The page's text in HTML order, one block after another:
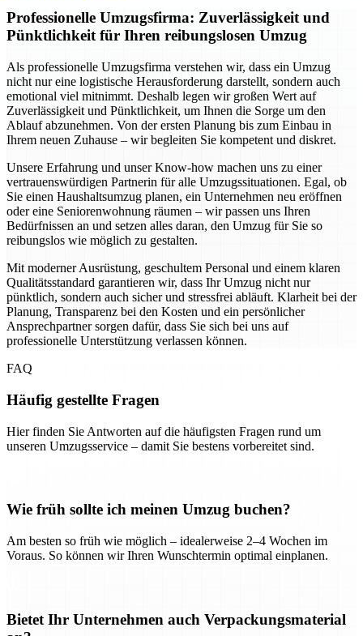
Professionelle Umzugsfirma: Zuverlässigkeit und
Pünktlichkeit für Ihren reibungslosen Umzug
Als professionelle Umzugsfirma verstehen wir, dass ein Umzug
nicht nur eine logistische Herausforderung darstellt, sondern auch
emotional viel mitnimmt. Deshalb legen wir großen Wert auf
Zuverlässigkeit und Pünktlichkeit, um Ihnen die Sorge um den
Ablauf abzunehmen. Von der ersten Planung bis zum Einbau in
Ihrem neuen Zuhause – wir begleiten Sie kompetent und diskret.
Unsere Erfahrung und unser Know-how machen uns zu einer
vertrauenswürdigen Partnerin für alle Umzugssituationen. Egal, ob
Sie einen Haushaltsumzug planen, ein Unternehmen neu eröffnen
oder eine Seniorenwohnung räumen – wir passen uns Ihren
Bedürfnissen an und setzen alles daran, den Umzug für Sie so
reibungslos wie möglich zu gestalten.
Mit moderner Ausrüstung, geschultem Personal und einem klaren
Qualitätsstandard garantieren wir, dass Ihr Umzug nicht nur
pünktlich, sondern auch sicher und stressfrei abläuft. Klarheit bei der
Planung, Transparenz bei den Kosten und ein persönlicher
Ansprechpartner sorgen dafür, dass Sie sich bei uns auf
professionelle Unterstützung verlassen können.
FAQ
Häufig gestellte Fragen
Hier finden Sie Antworten auf die häufigsten Fragen rund um
unseren Umzugsservice – damit Sie bestens vorbereitet sind.
Wie früh sollte ich meinen Umzug buchen?
Am besten so früh wie möglich – idealerweise 2–4 Wochen im
Voraus. So können wir Ihren Wunschtermin optimal einplanen.
Bietet Ihr Unternehmen auch Verpackungsmaterial